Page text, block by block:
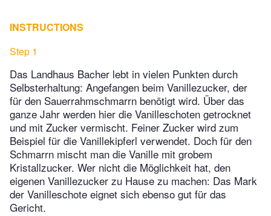
INSTRUCTIONS
Step 1
Das Landhaus Bacher lebt in vielen Punkten durch
Selbsterhaltung: Angefangen beim Vanillezucker, der
für den Sauerrahmschmarrn benötigt wird. Über das
ganze Jahr werden hier die Vanilleschoten getrocknet
und mit Zucker vermischt. Feiner Zucker wird zum
Beispiel für die Vanillekipferl verwendet. Doch für den
Schmarrn mischt man die Vanille mit grobem
Kristallzucker. Wer nicht die Möglichkeit hat, den
eigenen Vanillezucker zu Hause zu machen: Das Mark
der Vanilleschote eignet sich ebenso gut für das
Gericht.